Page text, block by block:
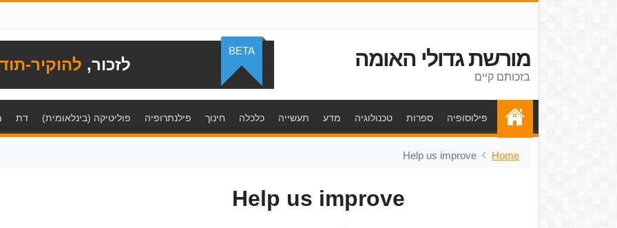
מורשת גדולי האומה
בזכותם קיים
לזכור, להוקיר-
BETA
פילוסופיה ספרות טכנולוגיה מדע תעשייה כלכלה חינוך פילנתרופיה פוליטיקה (בינלאומית) דת
Home
Help us improve
Help us improve